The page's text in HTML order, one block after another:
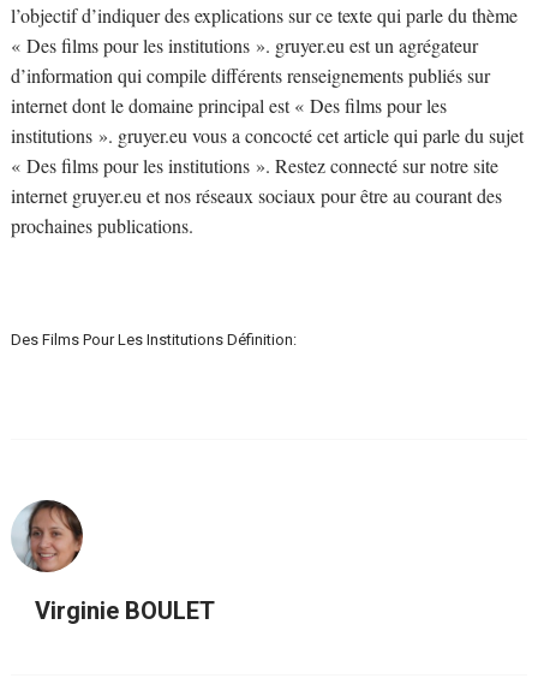
l’objectif d’indiquer des explications sur ce texte qui parle du thème
« Des films pour les institutions ». gruyer.eu est un agrégateur
d’information qui compile différents renseignements publiés sur
internet dont le domaine principal est « Des films pour les
institutions ». gruyer.eu vous a concocté cet article qui parle du sujet
« Des films pour les institutions ». Restez connecté sur notre site
internet gruyer.eu et nos réseaux sociaux pour être au courant des
prochaines publications.
Des Films Pour Les Institutions Définition:
Virginie BOULET